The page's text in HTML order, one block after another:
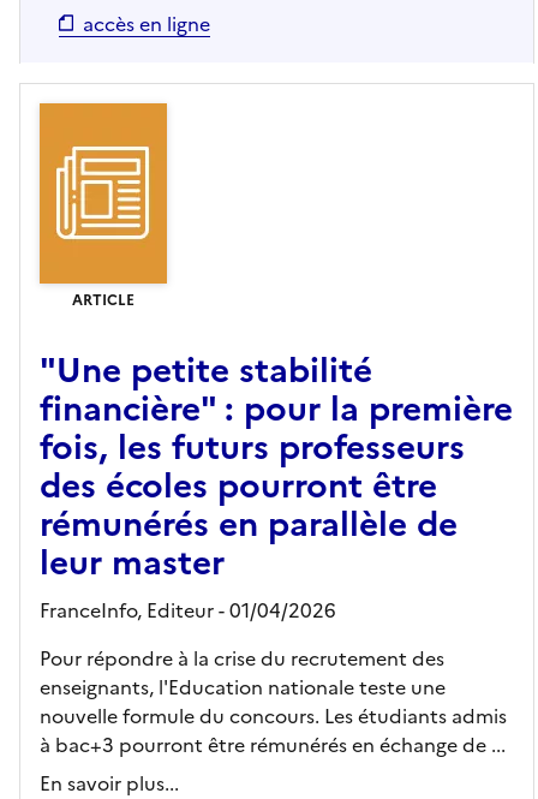
accès en ligne
ARTICLE
"Une petite stabilité
financière" : pour la première
fois, les futurs professeurs
des écoles pourront être
rémunérés en parallèle de
leur master
FranceInfo, Editeur- 01/04/2026
Pour répondre à la crise du recrutement des
enseignants, l'Education nationale teste une
nouvelle formule du concours. Les étudiants admis
à bac+3 pourront être rémunérés en échange de ...
En savoir plus...